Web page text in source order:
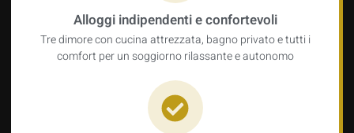
Alloggi indipendenti e confortevoli
Tre dimore con cucina attrezzata, bagno privato e tutti i
comfort per un soggiorno rilassante e autonomo